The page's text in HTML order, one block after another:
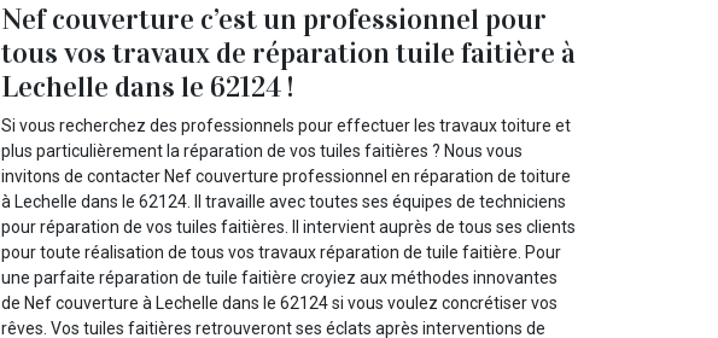
Nef couverture c’est un professionnel pour
tous vos travaux de réparation tuile faitière à
Lechelle dans le 62124 !
Si vous recherchez des professionnels pour effectuer les travaux toiture et
plus particulièrement la réparation de vos tuiles faitières ? Nous vous
invitons de contacter Nef couverture professionnel en réparation de toiture
à Lechelle dans le 62124. Il travaille avec toutes ses équipes de techniciens
pour réparation de vos tuiles faitières. Il intervient auprès de tous ses clients
pour toute réalisation de tous vos travaux réparation de tuile faitière. Pour
une parfaite réparation de tuile faitière croyiez aux méthodes innovantes
de Nef couverture à Lechelle dans le 62124 si vous voulez concrétiser vos
rêves. Vos tuiles faitières retrouveront ses éclats après interventions de